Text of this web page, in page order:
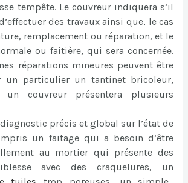
tempête. Le couvreur indiquera s’il
des travaux ainsi que, le cas
remplacement ou réparation, et le
ou faitière, qui sera concernée.
réparations mineures peuvent être
un particulier un tantinet bricoleur,
couvreur présentera plusieurs
précis et global sur l’état de
un faitage qui a besoin d’être
au mortier qui présente des
avec des craquelures, un